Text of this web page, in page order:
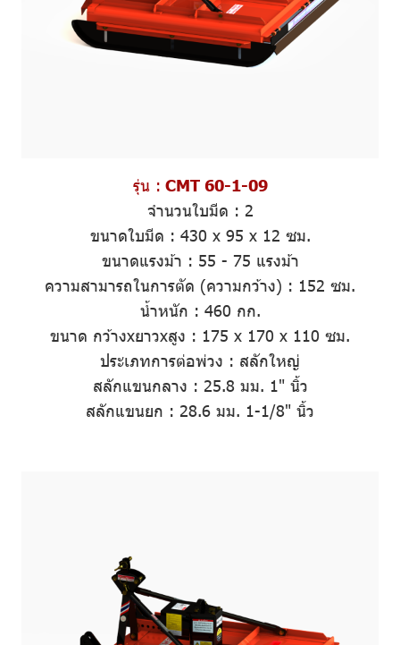
รุ่น : CMT 60-1-09
จำนวนใบมีด : 2
ขนาดใบมีด : 430 x 95 x 12 ซม.
ขนาดแรงม้า : 55 - 75 แรงม้า
ความสามารถในการตัด (ความกว้าง) : 152 ซม.
น้ำหนัก : 460 กก.
ขนาด กว้างxยาวxสูง : 175 x 170 x 110 ซม.
ประเภทการต่อพ่วง : สลักใหญ่
สลักแขนกลาง : 25.8 มม. 1" นิ้ว
สลักแขนยก : 28.6 มม. 1-1/8" นิ้ว